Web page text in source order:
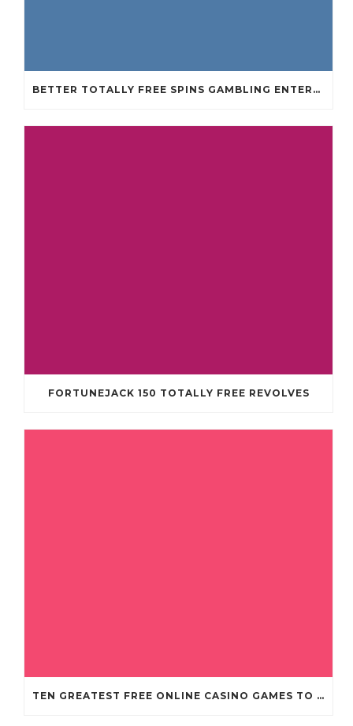
BETTER TOTALLY FREE SPINS GAMBLING ENTERPRISES 2024
FORTUNEJACK 150 TOTALLY FREE REVOLVES
TEN GREATEST FREE ONLINE CASINO GAMES TO POSSESS ANDROID OS